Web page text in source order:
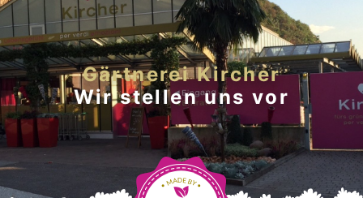
Gärtnerei Kircher
Wir stellen uns vor